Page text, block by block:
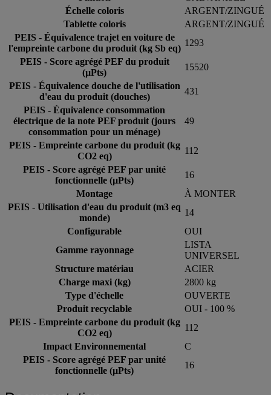
Échelle coloris
ARGENT/ZINGUÉ
Tablette coloris
ARGENT/ZINGUÉ
PEIS - Équivalence trajet en voiture de
l'empreinte carbone du produit (kg Sb eq)
1293
PEIS - Score agrégé PEF du produit
(µPts)
15520
PEIS - Équivalence douche de l'utilisation
d'eau du produit (douches)
431
PEIS - Équivalence consommation
électrique de la note PEF produit (jours
consommation pour un ménage)
49
PEIS - Empreinte carbone du produit (kg
CO2 eq)
112
PEIS - Score agrégé PEF par unité
fonctionnelle (µPts)
16
Montage
À MONTER
PEIS - Utilisation d'eau du produit (m3 eq
monde)
14
Configurable
OUI
Gamme rayonnage
LISTA
UNIVERSEL
Structure matériau
ACIER
Charge maxi (kg)
2800 kg
Type d'échelle
OUVERTE
Produit recyclable
OUI - 100 %
PEIS - Empreinte carbone du produit (kg
CO2 eq)
112
Impact Environnemental
C
PEIS - Score agrégé PEF par unité
fonctionnelle (µPts)
16